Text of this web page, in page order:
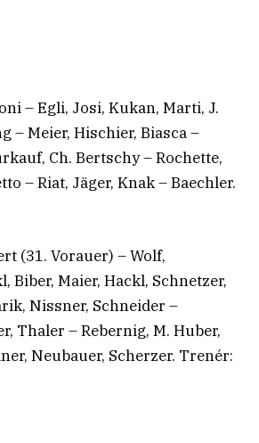
– Egli, Josi, Kukan, Marti, J.
– Meier, Hischier, Biasca –
Ch. Bertschy – Rochette,
– Riat, Jäger, Knak – Baechler.
(31. Vorauer) – Wolf,
Biber, Maier, Hackl, Schnetzer,
Nissner, Schneider –
Thaler – Rebernig, M. Huber,
Neubauer, Scherzer. Trenér: